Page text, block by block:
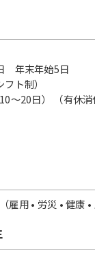
年末年始5日
ト制）
～20日） （有休
用 • 労災 • 健康 •